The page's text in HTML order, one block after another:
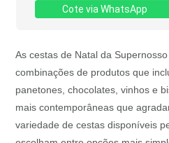
Cote via WhatsApp
As cestas de Natal da
combinações de produtos que
panetones, chocolates, vinhos e
mais contemporâneas que
variedade de cestas disponíveis